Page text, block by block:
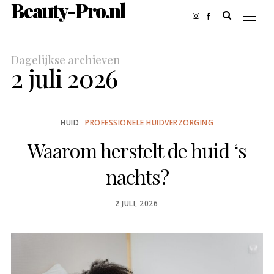
Beauty-Pro.nl
Dagelijkse archieven
2 juli 2026
HUID PROFESSIONELE HUIDVERZORGING
Waarom herstelt de huid ‘s
nachts?
POSTED
2 JULI, 2026